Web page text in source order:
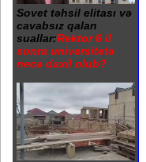
Sovet təhsil elitası və
cavabsız qalan
suallar:Rektor 6 il
sonra universitetə
necə daxil olub?